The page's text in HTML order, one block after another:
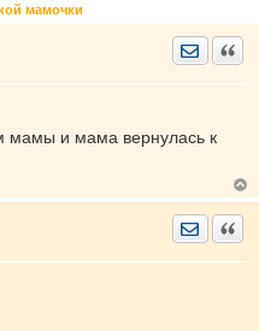
мамочки
мамы и мама вернулась к